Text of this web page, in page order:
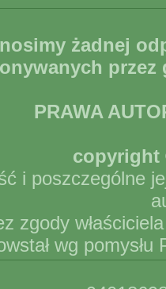
żadnej
PRAWA
copyright
i poszczególne
zgody
wg